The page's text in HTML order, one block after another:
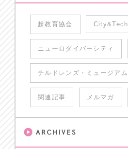
超教育協会 City&Tech
ニューロダイバーシティ
チルドレンズ・ミュージアム
関連記事 メルマガ